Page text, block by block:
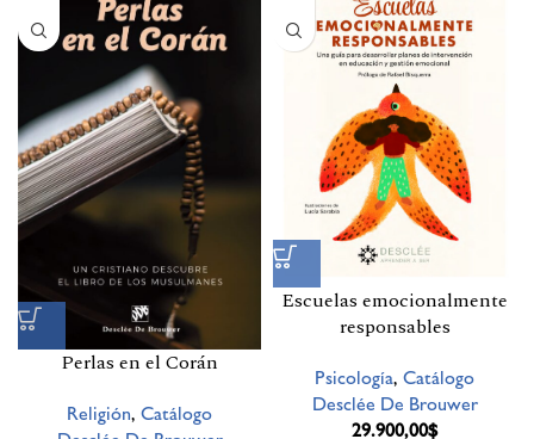
Perlas en el Corán
Religión, Catálogo
Escuelas emocionalmente
responsables
Psicología, Catálogo
Desclée De Brouwer
29.900,00$